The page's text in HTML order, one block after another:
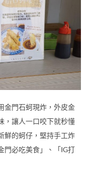
金門石蚵現炸，外皮金
，讓人一口咬下就秒懂
鮮的蚵仔，堅持手工炸
門必吃美食」、「IG打